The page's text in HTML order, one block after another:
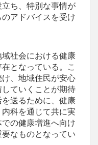
ち、特別な事情が
アドバイスを受け
社会における健康
となっている。こ
、地域住民が安心
ていくことが期待
送るために、健康
科を通じて共に実
の健康増進へ向け
なものとなってい